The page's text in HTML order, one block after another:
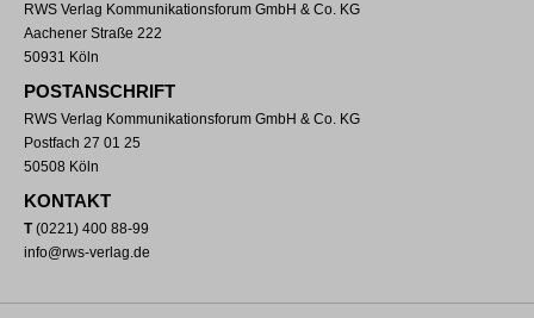
RWS Verlag Kommunikationsforum GmbH & Co. KG
Aachener Straße 222
50931 Köln
POSTANSCHRIFT
RWS Verlag Kommunikationsforum GmbH & Co. KG
Postfach 27 01 25
50508 Köln
KONTAKT
T(0221) 400 88-99
info@rws-verlag.de